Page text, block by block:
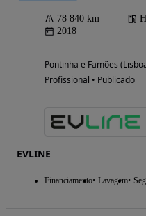
78 840 km
2018
Pontinha e Famões
Profissional • Publicado
EVLINE
Financiamento Lavagem